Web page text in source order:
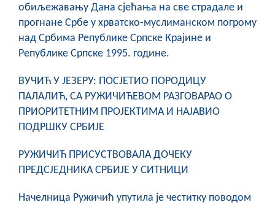
обиљежавању Дана сјећања на све страдале и
прогнане Србе у хрватско-муслиманском погрому
над Србима Републике Српске Крајине и
Републике Српске 1995. године.
ВУЧИЋ У ЈЕЗЕРУ: ПОСЈЕТИО ПОРОДИЦУ
ПАЛАЛИЋ, СА РУЖИЧИЋЕВОМ РАЗГОВАРАО О
ПРИОРИТЕТНИМ ПРОЈЕКТИМА И НАЈАВИО
ПОДРШКУ СРБИЈЕ
РУЖИЧИЋ ПРИСУСТВОВАЛА ДОЧЕКУ
ПРЕДСЈЕДНИКА СРБИЈЕ У СИТНИЦИ
Начелница Ружичић упутила је честитку поводом